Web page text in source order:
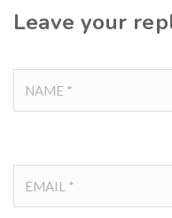
Leave your